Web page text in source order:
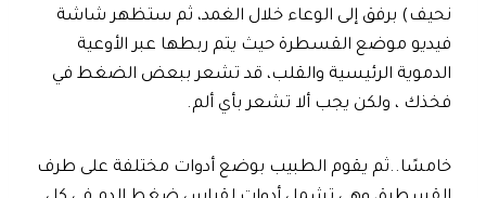
نحيف) برفق إلى الوعاء خلال الغمد، ثم ستظهر شاشة
فيديو موضع القسطرة حيث يتم ربطها عبر الأوعية
الدموية الرئيسية والقلب، قد تشعر ببعض الضغط في
فخذك ، ولكن يجب ألا تشعر بأي ألم.
خامسًا..ثم يقوم الطبيب بوضع أدوات مختلفة على طرف